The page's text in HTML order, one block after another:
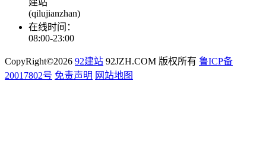
(qilujianzhan)
在线时间：
08:00-23:00
CopyRight©2026 92建站 92JZH.COM 版权所有 鲁ICP备
20017802号 免责声明 网站地图